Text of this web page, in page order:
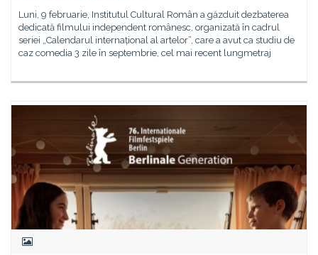
Luni, 9 februarie, Institutul Cultural Român a găzduit dezbaterea
dedicată filmului independent românesc, organizată în cadrul
seriei „Calendarul internațional al artelor”, care a avut ca studiu de
caz comedia 3 zile în septembrie, cel mai recent lungmetraj